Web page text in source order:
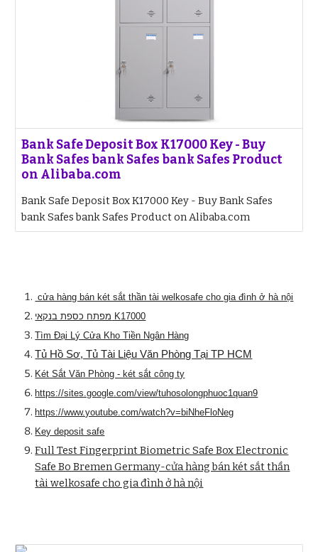
Bank Safe Deposit Box K17000 Key - Buy
Bank Safes bank Safes bank Safes Product
on Alibaba.com
Bank Safe Deposit Box K17000 Key - Buy Bank Safes
bank Safes bank Safes Product on Alibaba.com
cửa hàng bán két sắt thần tài welkosafe cho gia đình ở hà nội
מפתח כספת בנקאי K17000
Tìm Đại Lý Cửa Kho Tiền Ngân Hàng
Tủ Hồ Sơ, Tủ Tài Liệu Văn Phòng Tại TP HCM
Két Sắt Văn Phòng - két sắt công ty
https://sites.google.com/view/tuhosolongphuoc1quan9
https://www.youtube.com/watch?v=biNheFloNeg
Key deposit safe
Full Test Fingerprint Biometric Safe Box Electronic
Safe Bo Bremen Germany-cửa hàng bán két sắt thần
tài welkosafe cho gia đình ở hà nội